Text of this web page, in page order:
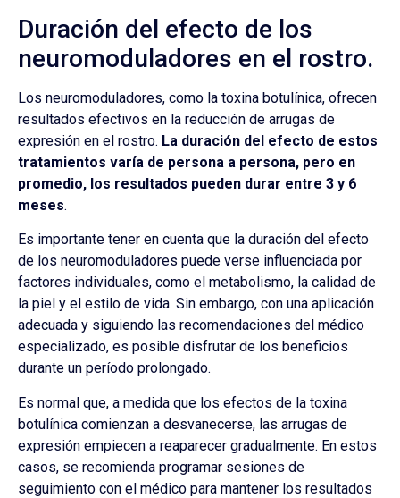
Duración del efecto de los
neuromoduladores en el rostro.
Los neuromoduladores, como la toxina botulínica, ofrecen
resultados efectivos en la reducción de arrugas de
expresión en el rostro. La duración del efecto de estos
tratamientos varía de persona a persona, pero en
promedio, los resultados pueden durar entre 3 y 6
meses.
Es importante tener en cuenta que la duración del efecto
de los neuromoduladores puede verse influenciada por
factores individuales, como el metabolismo, la calidad de
la piel y el estilo de vida. Sin embargo, con una aplicación
adecuada y siguiendo las recomendaciones del médico
especializado, es posible disfrutar de los beneficios
durante un período prolongado.
Es normal que, a medida que los efectos de la toxina
botulínica comienzan a desvanecerse, las arrugas de
expresión empiecen a reaparecer gradualmente. En estos
casos, se recomienda programar sesiones de
seguimiento con el médico para mantener los resultados